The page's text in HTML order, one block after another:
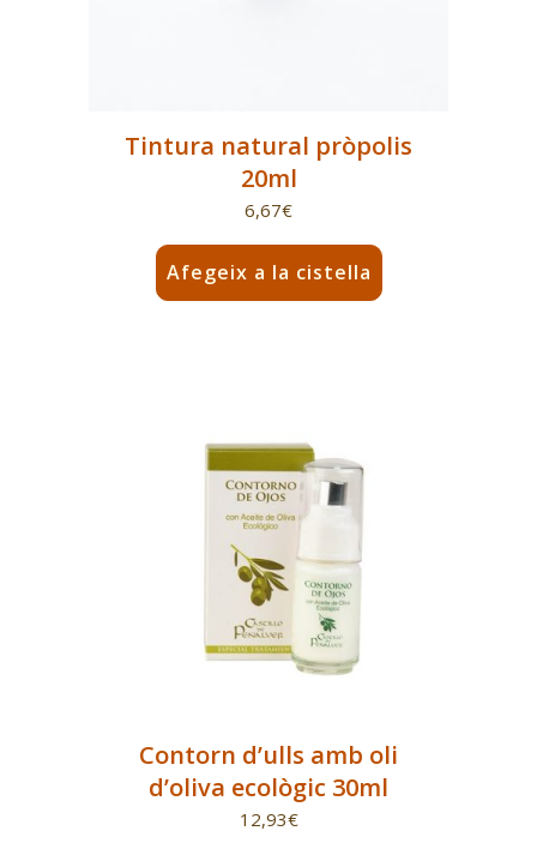
Tintura natural pròpolis
20ml
6,67€
Afegeix a la cistella
Contorn d’ulls amb oli
d’oliva ecològic 30ml
12,93€